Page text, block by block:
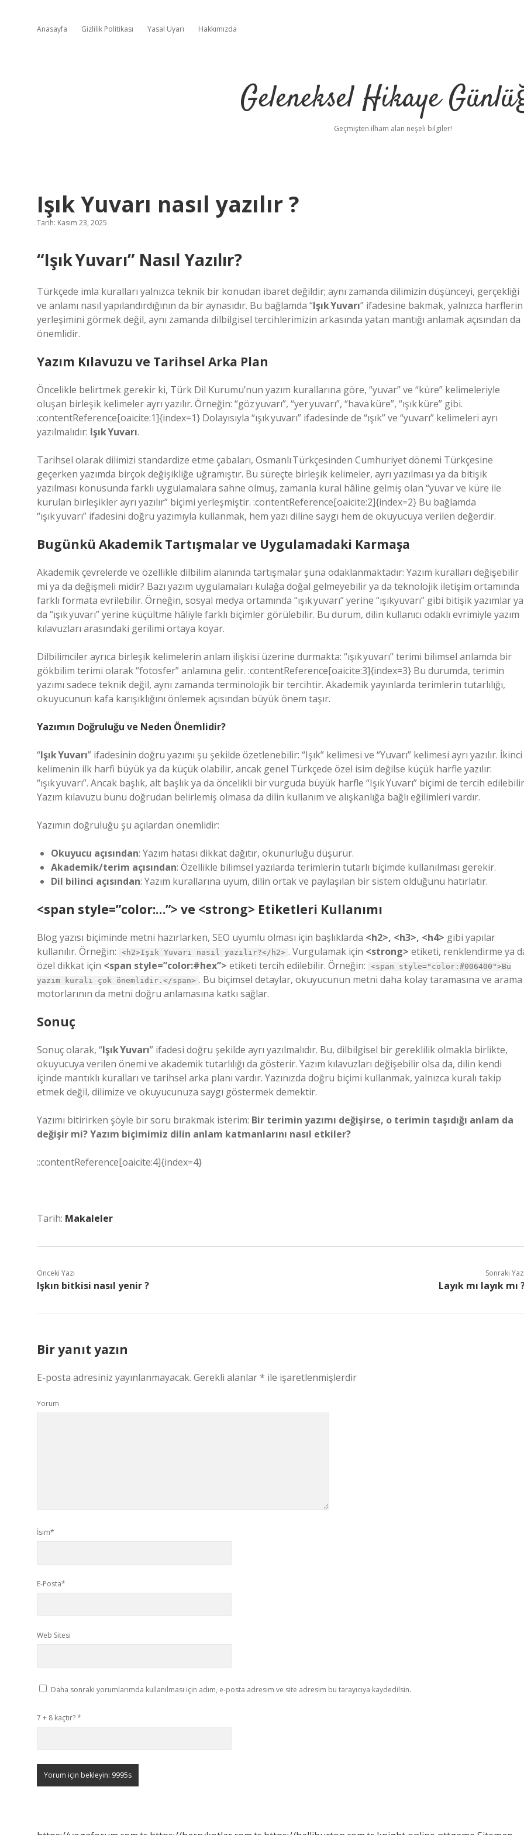
Anasayfa Gizlilik Politikası Yasal Uyarı Hakkımızda
Geleneksel Hikaye
Geçmişten ilham alan neşeli bilgiler!
Işık Yuvarı nasıl yazılır ?
Tarih: Kasım 23, 2025
“Işık Yuvarı” Nasıl Yazılır?
Türkçede imla kuralları yalnızca teknik bir konudan ibaret değildir; aynı zamanda dilimizin düşünceyi, gerçekliği
ve anlamı nasıl yapılandırdığının da bir aynasıdır. Bu bağlamda “Işık Yuvarı” ifadesine bakmak, yalnızca harflerin
yerleşimini görmek değil, aynı zamanda dilbilgisel tercihlerimizin arkasında yatan mantığı anlamak açısından da
önemlidir.
Yazım Kılavuzu ve Tarihsel Arka Plan
Öncelikle belirtmek gerekir ki, Türk Dil Kurumu’nun yazım kurallarına göre, “yuvar” ve “küre” kelimeleriyle
oluşan birleşik kelimeler ayrı yazılır. Örneğin: “göz yuvarı”, “yer yuvarı”, “hava küre”, “ışık küre” gibi.
:contentReference[oaicite:1]{index=1} Dolayısıyla “ışık yuvarı” ifadesinde de “ışık” ve “yuvarı” kelimeleri ayrı
yazılmalıdır: Işık Yuvarı.
Tarihsel olarak dilimizi standardize etme çabaları, Osmanlı Türkçesinden Cumhuriyet dönemi Türkçesine
geçerken yazımda birçok değişikliğe uğramıştır. Bu süreçte birleşik kelimeler, ayrı yazılması ya da bitişik
yazılması konusunda farklı uygulamalara sahne olmuş, zamanla kural hâline gelmiş olan “yuvar ve küre ile
kurulan birleşikler ayrı yazılır” biçimi yerleşmiştir. :contentReference[oaicite:2]{index=2} Bu bağlamda
“ışık yuvarı” ifadesini doğru yazımıyla kullanmak, hem yazı diline saygı hem de okuyucuya verilen değerdir.
Bugünkü Akademik Tartışmalar ve Uygulamadaki Karmaşa
Akademik çevrelerde ve özellikle dilbilim alanında tartışmalar şuna odaklanmaktadır: Yazım kuralları değişebilir
mi ya da değişmeli midir? Bazı yazım uygulamaları kulağa doğal gelmeyebilir ya da teknolojik iletişim ortamında
farklı formata evrilebilir. Örneğin, sosyal medya ortamında “ışık yuvarı” yerine “ışıkyuvarı” gibi bitişik yazımlar ya
da “ışık yuvarı” yerine küçültme hâliyle farklı biçimler görülebilir. Bu durum, dilin kullanıcı odaklı evrimiyle yazım
kılavuzları arasındaki gerilimi ortaya koyar.
Dilbilimciler ayrıca birleşik kelimelerin anlam ilişkisi üzerine durmakta: “ışık yuvarı” terimi bilimsel anlamda bir
gökbilim terimi olarak “fotosfer” anlamına gelir. :contentReference[oaicite:3]{index=3} Bu durumda, terimin
yazımı sadece teknik değil, aynı zamanda terminolojik bir tercihtir. Akademik yayınlarda terimlerin tutarlılığı,
okuyucunun kafa karışıklığını önlemek açısından büyük önem taşır.
Yazımın Doğruluğu ve Neden Önemlidir?
“Işık Yuvarı” ifadesinin doğru yazımı şu şekilde özetlenebilir: “Işık” kelimesi ve “Yuvarı” kelimesi ayrı yazılır. İkinci
kelimenin ilk harfi büyük ya da küçük olabilir, ancak genel Türkçede özel isim değilse küçük harfle yazılır:
“ışık yuvarı”. Ancak başlık, alt başlık ya da öncelikli bir vurguda büyük harfle “Işık Yuvarı” biçimi de tercih
Yazım kılavuzu bunu doğrudan belirlemiş olmasa da dilin kullanım ve alışkanlığa bağlı eğilimleri vardır.
Yazımın doğruluğu şu açılardan önemlidir:
Okuyucu açısından: Yazım hatası dikkat dağıtır, okunurluğu düşürür.
Akademik/terim açısından: Özellikle bilimsel yazılarda terimlerin tutarlı biçimde kullanılması gerekir.
Dil bilinci açısından: Yazım kurallarına uyum, dilin ortak ve paylaşılan bir sistem olduğunu hatırlatır.
<span style=”color:…”> ve <strong> Etiketleri Kullanımı
Blog yazısı biçiminde metni hazırlarken, SEO uyumlu olması için başlıklarda <h2>, <h3>, <h4> gibi yapılar
kullanılır. Örneğin:
<h2>Işık Yuvarı nasıl yazılır?</h2> . Vurgulamak için <strong> etiketi, renklendirme ya
özel dikkat için <span style=”color:#hex”> etiketi tercih edilebilir. Örneğin:
<span style="color:#006400">Bu
yazım kuralı çok önemlidir.</span> . Bu biçimsel detaylar, okuyucunun metni daha kolay taramasına ve arama
motorlarının da metni doğru anlamasına katkı sağlar.
Sonuç
Sonuç olarak, “Işık Yuvarı” ifadesi doğru şekilde ayrı yazılmalıdır. Bu, dilbilgisel bir gereklilik olmakla birlikte,
okuyucuya verilen önemi ve akademik tutarlılığı da gösterir. Yazım kılavuzları değişebilir olsa da, dilin kendi
içinde mantıklı kuralları ve tarihsel arka planı vardır. Yazınızda doğru biçimi kullanmak, yalnızca kuralı takip
etmek değil, dilimize ve okuyucunuza saygı göstermek demektir.
Yazımı bitirirken şöyle bir soru bırakmak isterim: Bir terimin yazımı değişirse, o terimin taşıdığı anlam da
değişir mi? Yazım biçimimiz dilin anlam katmanlarını nasıl etkiler?
::contentReference[oaicite:4]{index=4}
Tarih: Makaleler
Önceki Yazı
Işkın bitkisi nasıl yenir ?
Sonraki
Layık mı layık mı
Bir yanıt yazın
E-posta adresiniz yayınlanmayacak. Gerekli alanlar* ile işaretlenmişlerdir
Yorum
İsim*
E-Posta*
Web Sitesi
Daha sonraki yorumlarımda kullanılması için adım, e-posta adresim ve site adresim bu tarayıcıya kaydedilsin.
7 + 8 kaçtır?*